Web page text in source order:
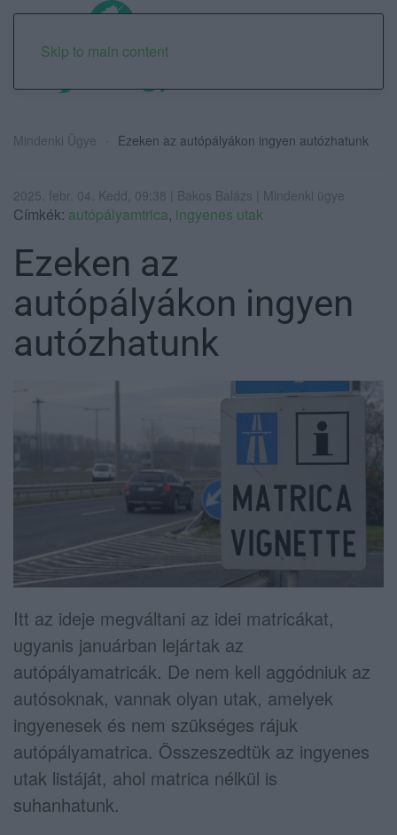
Skip to main content
Mindenki Ügye Ezeken az autópályákon ingyen autózhatunk
2025. febr. 04. Kedd, 09:38 | Bakos Balázs | Mindenki ügye
Címkék: autópályamtrica, ingyenes utak
Ezeken az
autópályákon ingyen
autózhatunk
Itt az ideje megváltani az idei matricákat,
ugyanis januárban lejártak az
autópályamatricák. De nem kell aggódniuk az
autósoknak, vannak olyan utak, amelyek
ingyenesek és nem szükséges rájuk
autópályamatrica. Összeszedtük az ingyenes
utak listáját, ahol matrica nélkül is
suhanhatunk.